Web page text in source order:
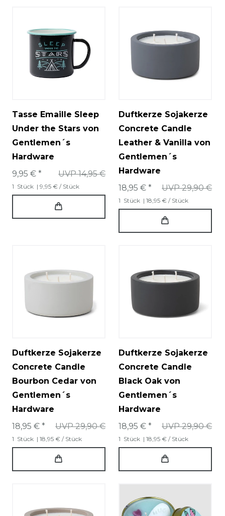
Tasse Emaille Sleep
Under the Stars von
Gentlemen´s
Hardware
UVP 14,95 €
9,95 € *
1 Stück | 9,95 € / Stück
Duftkerze Sojakerze
Concrete Candle
Leather & Vanilla von
Gentlemen´s
Hardware
UVP 29,90 €
18,95 € *
1 Stück | 18,95 € / Stück
Duftkerze Sojakerze
Concrete Candle
Bourbon Cedar von
Gentlemen´s
Hardware
UVP 29,90 €
18,95 € *
1 Stück | 18,95 € / Stück
Duftkerze Sojakerze
Concrete Candle
Black Oak von
Gentlemen´s
Hardware
UVP 29,90 €
18,95 € *
1 Stück | 18,95 € / Stück